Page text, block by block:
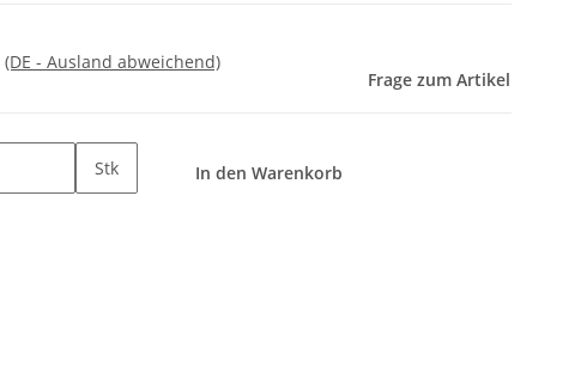
(DE - Ausland abweichend)
Frage zum Artikel
Stk In den Warenkorb